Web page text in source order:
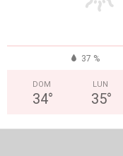
37 %
DOM
34°
LUN
35°